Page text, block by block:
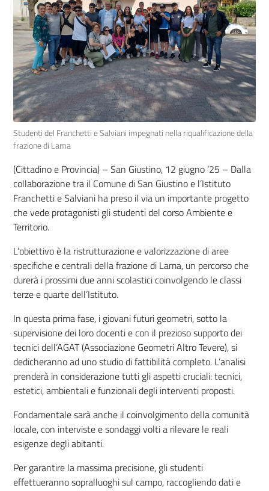
Studenti del Franchetti e Salviani impegnati nella riqualificazione della
frazione di Lama
(Cittadino e Provincia) – San Giustino, 12 giugno ‘25 – Dalla
collaborazione tra il Comune di San Giustino e l’Istituto
Franchetti e Salviani ha preso il via un importante progetto
che vede protagonisti gli studenti del corso Ambiente e
Territorio.
L’obiettivo è la ristrutturazione e valorizzazione di aree
specifiche e centrali della frazione di Lama, un percorso che
durerà i prossimi due anni scolastici coinvolgendo le classi
terze e quarte dell’Istituto.
In questa prima fase, i giovani futuri geometri, sotto la
supervisione dei loro docenti e con il prezioso supporto dei
tecnici dell’AGAT (Associazione Geometri Altro Tevere), si
dedicheranno ad uno studio di fattibilità completo. L’analisi
prenderà in considerazione tutti gli aspetti cruciali: tecnici,
estetici, ambientali e funzionali degli interventi proposti.
Fondamentale sarà anche il coinvolgimento della comunità
locale, con interviste e sondaggi volti a rilevare le reali
esigenze degli abitanti.
Per garantire la massima precisione, gli studenti
effettueranno sopralluoghi sul campo, raccogliendo dati e